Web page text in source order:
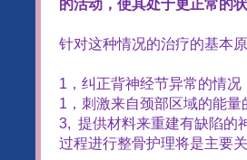
的活动，使其处于更正常的
针对这种情况的治疗的基本
1 ，纠正背神经节异常的情况
1， 刺激来自颈部区域的能量
3, 提供材料来重建有缺陷的
过程进行整骨护理将是主要